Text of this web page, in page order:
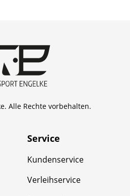
Alle Rechte vorbehalten.
Service
Kundenservice
Verleihservice